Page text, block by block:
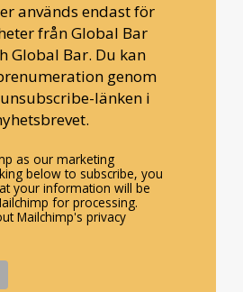
används endast för
från Global Bar
Global Bar. Du kan
genom
länken i
as our marketing
below to subscribe, you
your information will be
for processing.
Mailchimp's privacy